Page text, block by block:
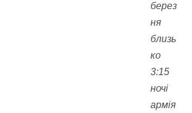
берез
ня
близь
ко
3:15
ночі
армія